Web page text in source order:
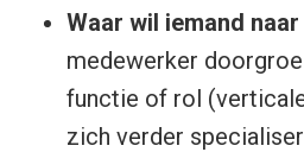
Waar wil iemand
medewerker
functie of rol
zich verder